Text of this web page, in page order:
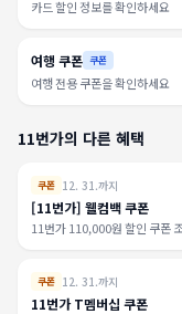
카드 할인 정보를 확인하세요
여행 쿠폰 쿠폰
여행 전용 쿠폰을 확인하세요
11번가의 다른 혜택
쿠폰 12. 31.까지
[11번가] 웰컴백 쿠폰
11번가 110,000원 할인 쿠폰
쿠폰 12. 31.까지
11번가 T멤버십 쿠폰